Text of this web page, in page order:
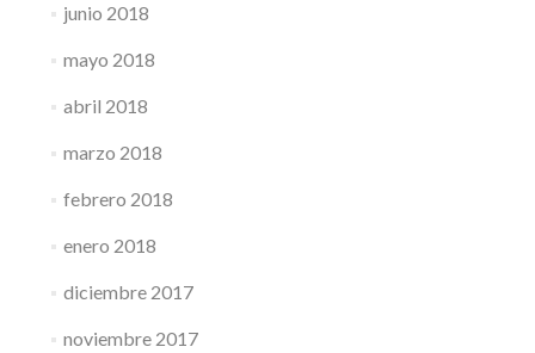
junio 2018
mayo 2018
abril 2018
marzo 2018
febrero 2018
enero 2018
diciembre 2017
noviembre 2017